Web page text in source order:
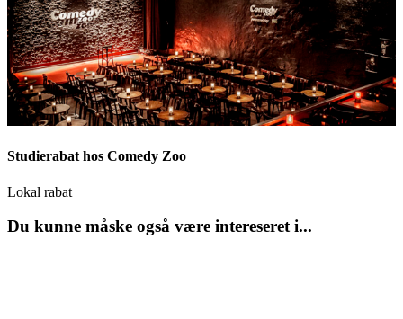
Studierabat hos Comedy Zoo
Lokal rabat
Du kunne måske også være intereseret i...